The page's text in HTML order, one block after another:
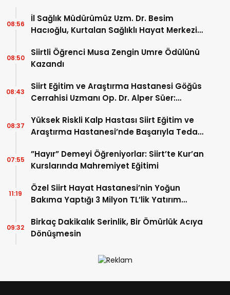
İl Sağlık Müdürümüz Uzm. Dr. Besim
Hacıoğlu, Kurtalan Sağlıklı Hayat Merkezini
08:56
Siirtli Öğrenci Musa Zengin Umre Ödülünü
Kazandı
08:50
Siirt Eğitim ve Araştırma Hastanesi Göğüs
Cerrahisi Uzmanı Op. Dr. Alper Süer:
Anlamına Gelmez”
08:43
Yüksek Riskli Kalp Hastası Siirt Eğitim ve
Araştırma Hastanesi’nde Başarıyla Tedavi
08:37
”Hayır” Demeyi Öğreniyorlar: Siirt’te Kur’an
Kurslarında Mahremiyet Eğitimi
07:55
Özel Siirt Hayat Hastanesi’nin Yoğun
Bakıma Yaptığı 3 Milyon TL’lik Yatırım
11:19
Birkaç Dakikalık Serinlik, Bir Ömürlük Acıya
Dönüşmesin
09:32